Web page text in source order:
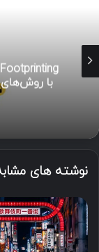
راهنمای
نوشته های